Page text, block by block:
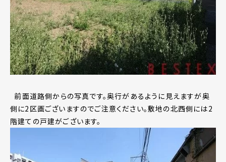
前面道路側からの写真です。奥行があるように見えますが奥
側に2区画ございますのでご注意ください。敷地の北西側には2
階建ての戸建がございます。